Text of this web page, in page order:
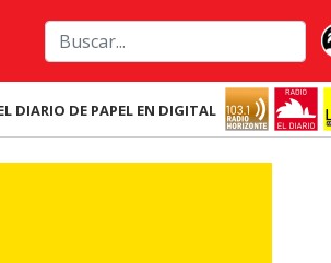
DIARIO DE PAPEL EN DIGITAL